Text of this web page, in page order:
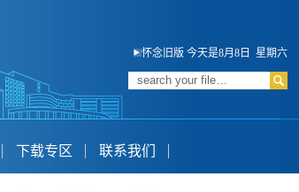
怀念旧版 今天是8月8日 星期六
下载专区 联系我们